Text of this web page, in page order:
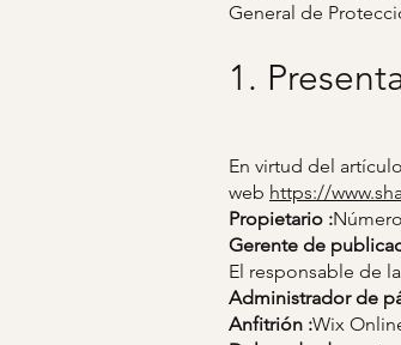
General de
1.
En virtud del
web https://
Propietario :
Gerente de
El responsable de
Administrador de
Anfitrión :Wix